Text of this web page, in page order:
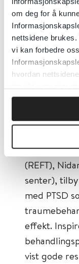
om deg for å
nettsidene
vi kan forbedre
hvordan
etter og
35) og
Ved
(REFT),
senter),
med PTSD
effekt.
vist gode